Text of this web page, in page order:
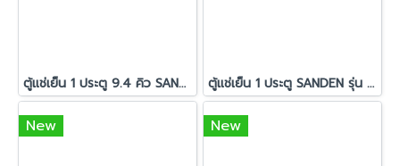
ตู้แช่เย็น 1 ประตู 9.4 คิว SANDEN รุ่น SPC-0290 ตู้แช่เย็น 1 ประตู SANDEN รุ่น SPD-0400P
New New